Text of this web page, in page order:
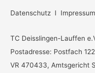
Datenschutz I
TC Deisslingen-Lauffen
Postadresse: Postfach
VR 470433, Amtsgericht